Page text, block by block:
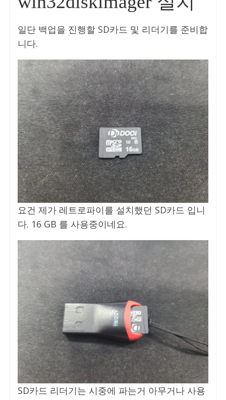
일단 백업을 진행할 SD카드 및 리더기를 준비합
니다.
요건 제가 레트로파이를 설치했던 SD카드 입니
다. 16 GB 를 사용중이네요.
SD카드 리더기는 시중에 파는거 아무거나 사용